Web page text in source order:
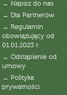
→ Napisz do nas
→ Dla Partnerów
→ Regulamin
obowiązujący od
01.01.2023 r.
→ Odstąpienie od
umowy
→ Polityka
prywatności